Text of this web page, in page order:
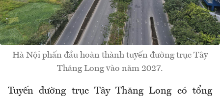
Hà Nội phấn đầu hoàn thành tuyến đường trục Tây
Thăng Long vào năm 2027.
Tuyến đường trục Tây Thăng Long có tổng